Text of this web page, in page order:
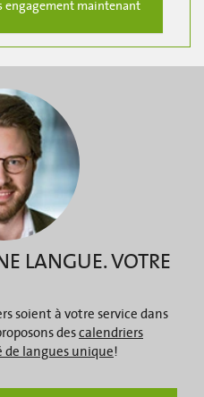
LANGUE. VOTRE
soient à votre service dans
descalendriers
de langues unique!